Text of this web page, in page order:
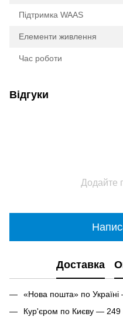
Підтримка WAAS
Елементи живлення
Час роботи
Відгуки
Додайте
Доставка
«Нова пошта» по
Кур'єром по Києву — 249